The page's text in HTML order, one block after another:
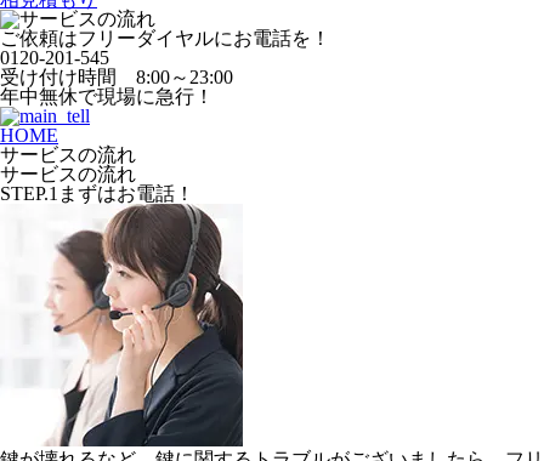
ご依頼はフリーダイヤルにお電話を！
0120-201-545
受け付け時間 8:00～23:00
年中無休で現場に急行！
HOME
サービスの流れ
サービスの流れ
STEP.1 まずはお電話！